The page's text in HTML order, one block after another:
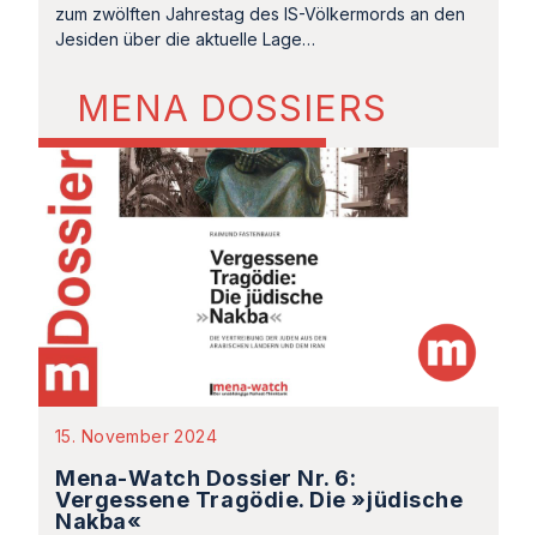
zum zwölften Jahrestag des IS-Völkermords an den
Jesiden über die aktuelle Lage…
MENA DOSSIERS
15. November 2024
Mena-Watch Dossier Nr. 6:
Vergessene Tragödie. Die »jüdische
Nakba«